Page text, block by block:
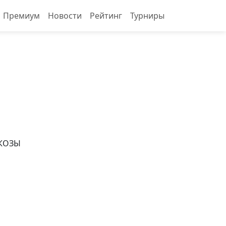
Премиум Новости Рейтинг Турниры